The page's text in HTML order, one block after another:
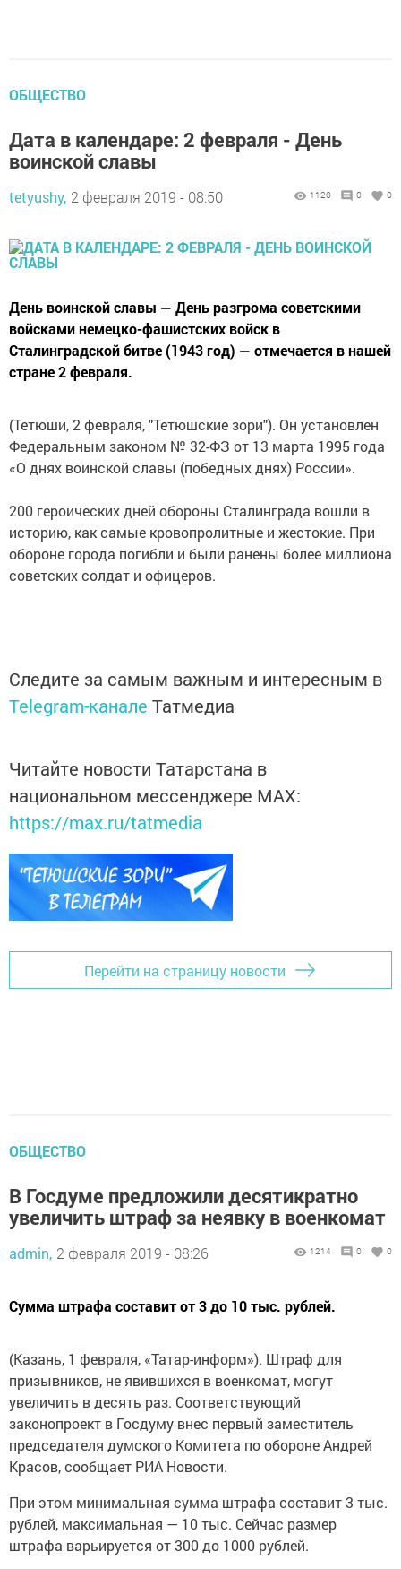
ОБЩЕСТВО
Дата в календаре: 2 февраля - День
воинской славы
tetyushy, 2 февраля 2019 - 08:50 1120 0 0
День воинской славы — День разгрома советскими
войсками немецко-фашистских войск в
Сталинградской битве (1943 год) — отмечается в нашей
стране 2 февраля.
(Тетюши, 2 февраля, "Тетюшские зори"). Он установлен
Федеральным законом № 32-ФЗ от 13 марта 1995 года
«О днях воинской славы (победных днях) России».
200 героических дней обороны Сталинграда вошли в
историю, как самые кровопролитные и жестокие. При
обороне города погибли и были ранены более миллиона
советских солдат и офицеров.
Следите за самым важным и интересным в
Telegram-канале Татмедиа
Читайте новости Татарстана в
национальном мессенджере MАХ:
https://max.ru/tatmedia
Перейти на страницу новости
ОБЩЕСТВО
В Госдуме предложили десятикратно
увеличить штраф за неявку в военкомат
admin, 2 февраля 2019 - 08:26 1214 0 0
Сумма штрафа составит от 3 до 10 тыс. рублей.
(Казань, 1 февраля, «Татар-информ»). Штраф для
призывников, не явившихся в военкомат, могут
увеличить в десять раз. Соответствующий
законопроект в Госдуму внес первый заместитель
председателя думского Комитета по обороне Андрей
Красов, сообщает РИА Новости.
При этом минимальная сумма штрафа составит 3 тыс.
рублей, максимальная — 10 тыс. Сейчас размер
штрафа варьируется от 300 до 1000 рублей.